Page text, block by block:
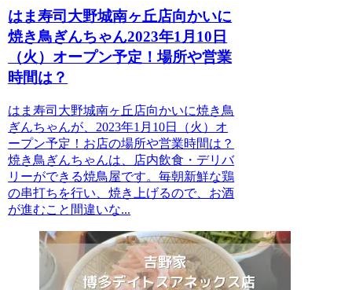
はま寿司大野城南ヶ丘店向かいに
焼き鳥ぎんちゃん2023年1月10日
（火）オープン予定！場所や営業
時間は？
はま寿司大野城南ヶ丘店向かいに焼き鳥
ぎんちゃんが、2023年1月10日（火）オ
ープン予定！お店の場所や営業時間は？
焼き鳥ぎんちゃんは、店内飲食・デリバ
リーができる焼鳥屋です。毎朝新鮮な鶏
の串打ちを行い、焼き上げるので、お酒
が進むこと間違いな...